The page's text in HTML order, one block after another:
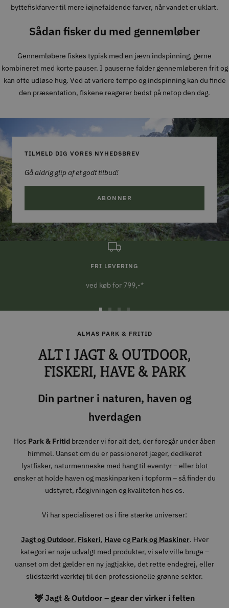
byttefiskfarver til mere iøjnefaldende farver, når vandet er uklart.
Sådan fisker du med gennemløber
Gennemløbere fiskes typisk med en jævn indspinning, gerne
kombineret med korte pauser. I pauserne falder gennemløberen frit og
kan ofte udløse hug. Ved at variere tempo og indspinning kan du finde
den præsentation, fiskene reagerer bedst på netop den dag.
TILMELD DIG VORES NYHEDSBREV
Gå aldrig glip af et godt tilbud!
ABONNER
FRI LEVERING
ved køb for 799,-*
1
2
4
ALMAS PARK & FRITID
ALT I JAGT & OUTDOOR,
FISKERI, HAVE & PARK
Din partner i naturen, haven og
hverdagen
Hos Park & Fritidbrænder vi for alt det, der foregår under åben
himmel. Uanset om du er passioneret jæger, dedikeret
lystfisker, naturmenneske med hang til eventyr – eller blot
ønsker at holde haven og maskinparken i topform – så finder du
udstyret, rådgivningen og kvaliteten hos os.
Vi har specialiseret os i fire stærke universer:
Jagt og Outdoor, Fiskeri, Haveog Park og Maskiner. Hver
kategori er nøje udvalgt med produkter, vi selv ville bruge –
uanset om det gælder en ny jagtjakke, det rette endegrej, eller
slidstærkt værktøj til den professionelle grønne sektor.
🦌 Jagt & Outdoor – gear der virker i felten